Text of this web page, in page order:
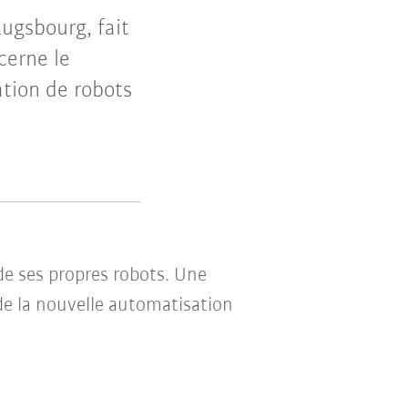
fait
le
de robots
ses propres robots. Une
la nouvelle automatisation